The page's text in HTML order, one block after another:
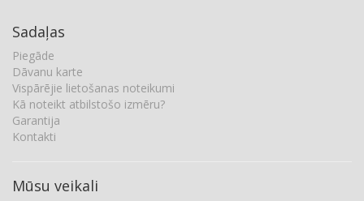
Sadaļas
Piegāde
Dāvanu karte
Vispārējie lietošanas noteikumi
Kā noteikt atbilstošo izmēru?
Garantija
Kontakti
Mūsu veikali